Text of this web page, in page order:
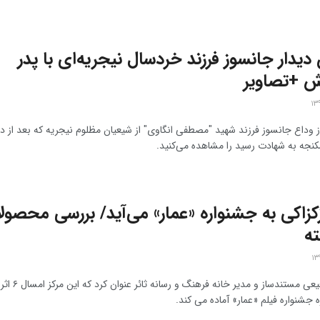
جانسوز فرزند خردسال نیجریه‌ای با پدر
+تصاویر
وداع جانسوز فرزند شهید "مصطفی انگاوی" از شیعیان مظلوم نیجریه که بعد از
به شهادت رسید را مشاهده می‌کنید.
به جشنواره «عمار» می‌آید/ بررسی
روح الله رفیعی
جشنواره فیلم «عمار» آماده می کند.